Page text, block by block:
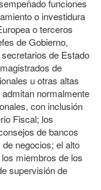
funciones
o investidura
o terceros
de Gobierno,
de Estado
de
u otras altas
normalmente
con inclusión
Fiscal; los
de bancos
negocios; el alto
miembros de los
supervisión de